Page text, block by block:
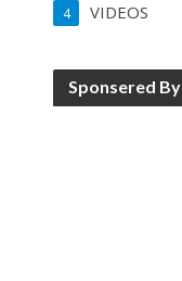
VIDEOS
4
Sponsered By